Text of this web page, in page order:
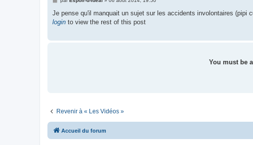
s
a
Je pense qu'il manquait un sujet sur les accidents involontaires (pipi
login to view the rest of this post
You must be
Revenir à « Les Vidéos »
Accueil du forum